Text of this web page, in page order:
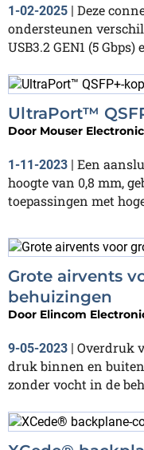
1-02-2025 | Deze
ondersteunen
USB3.2 GEN1 (5 Gbps)
UltraPort™
Door Mouser
1-11-2023 | Een
hoogte van 0,8 mm,
toepassingen met
Grote airvents
behuizingen
Door Elincom
9-05-2023
Overdruk
druk binnen en
zonder vocht in de